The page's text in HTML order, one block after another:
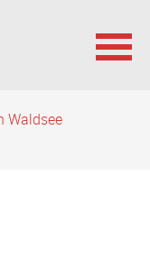
Waldsee